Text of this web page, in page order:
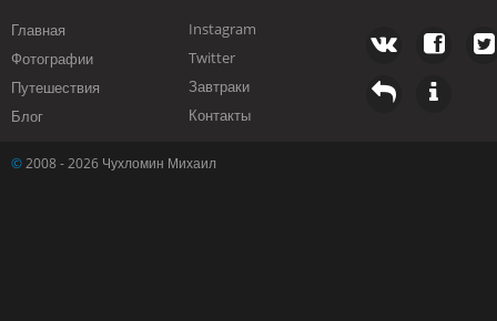
Главная
Фотографии
Путешествия
Блог
Instagram
Twitter
Завтраки
Контакты
© 2008 - 2026 Чухломин Михаил